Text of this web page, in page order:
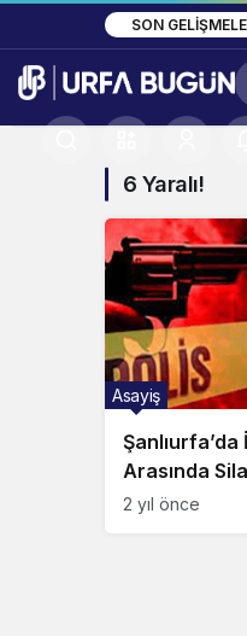
SON
6 Yaralı!
Şanlıurfa’da
Arasında
Ölü, 6 Yaralı!
Asayiş
2 yıl önce